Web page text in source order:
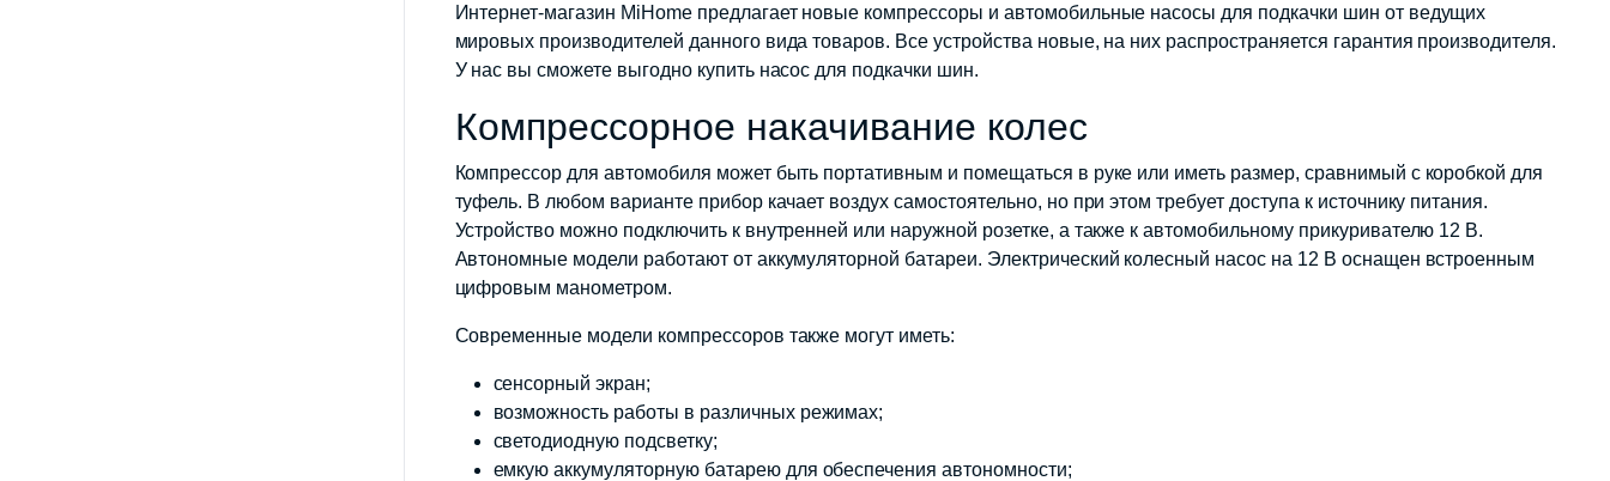
Интернет-магазин MiHome предлагает новые компрессоры и автомобильные насосы для подкачки шин от ведущих
мировых производителей данного вида товаров. Все устройства новые, на них распространяется гарантия производителя.
У нас вы сможете выгодно купить насос для подкачки шин.
Компрессорное накачивание колес
Компрессор для автомобиля может быть портативным и помещаться в руке или иметь размер, сравнимый с коробкой для
туфель. В любом варианте прибор качает воздух самостоятельно, но при этом требует доступа к источнику питания.
Устройство можно подключить к внутренней или наружной розетке, а также к автомобильному прикуривателю 12 В.
Автономные модели работают от аккумуляторной батареи. Электрический колесный насос на 12 В оснащен встроенным
цифровым манометром.
Современные модели компрессоров также могут иметь:
сенсорный экран;
возможность работы в различных режимах;
светодиодную подсветку;
емкую аккумуляторную батарею для обеспечения автономности;